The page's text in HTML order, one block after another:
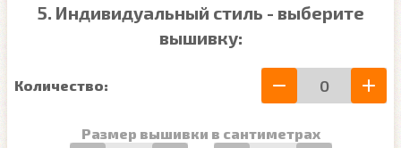
5. Индивидуальный стиль - выберите
вышивку:
Количество:
Размер вышивки в сантиметрах